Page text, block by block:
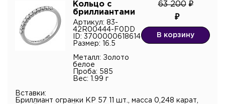
Кольцо с
бриллиантами
Артикул: 83-
42R00444-F0DD
ID: 3700000618614
Размер: 16.5
Металл: Золото
белое
Проба: 585
Вес: 1.99 г
63 200
В корзину
Вставки:
Бриллиант огранки КР 57 11 шт., масса 0,248 карат,